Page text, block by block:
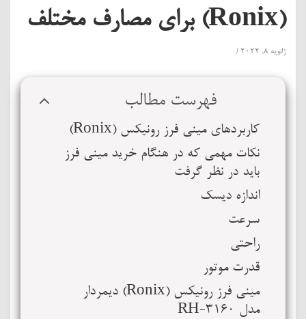
(Ronix) برای مصارف مختلف
ژانویه 8, 2022
فهرست مطالب
کاربردهای مینی فرز رونیکس (Ronix)
نکات مهمی که در هنگام خرید مینی فرز
باید در نظر گرفت
اندازه دیسک
سرعت
راحتی
قدرت موتور
مینی فرز رونیکس (Ronix) دیمردار
مدل RH-3160